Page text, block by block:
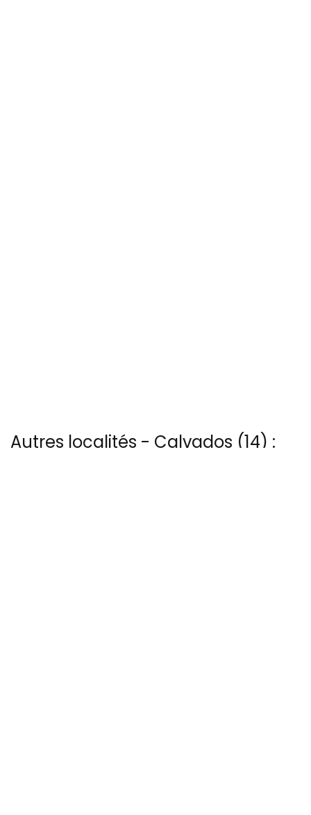
Autres localités - Calvados (14) :